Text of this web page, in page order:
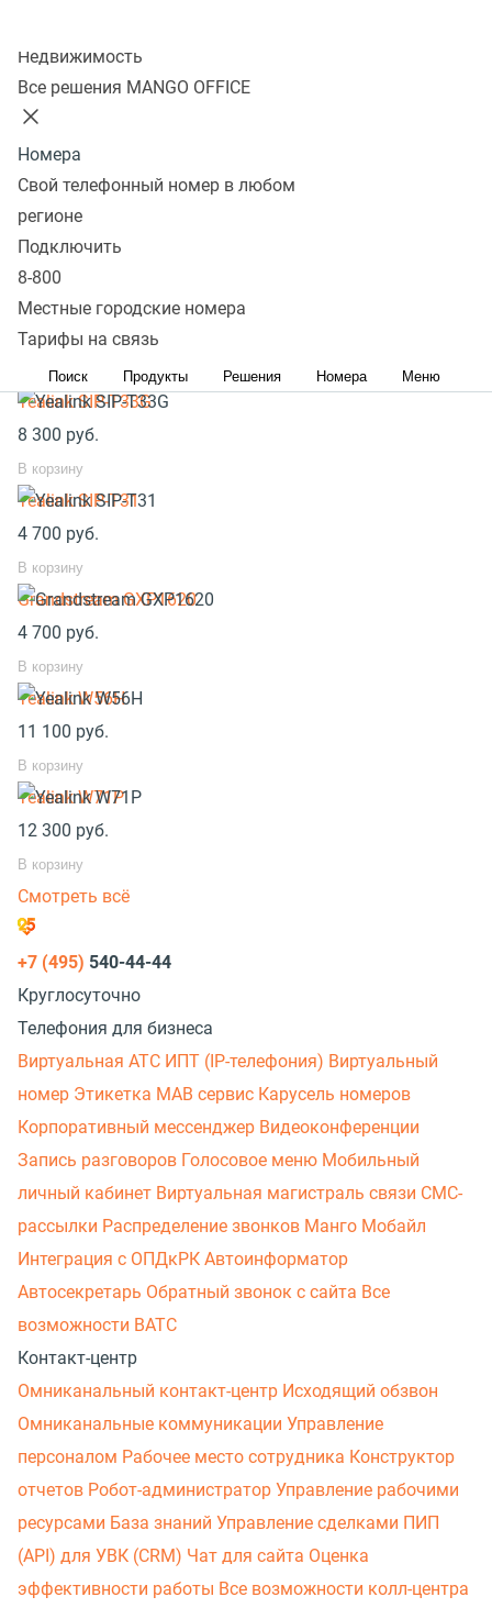
Недвижимость
Все решения MANGO OFFICE
Номера
Свой телефонный номер в любом
регионе
Подключить
8-800
Местные городские номера
Тарифы на связь
Поиск Продукты Решения Номера Меню
Инструкции
Основные инструкции
Инструкция по первичной настройке
Инструкция по обновлению ПО
Популярное оборудование
SIP телефоны стационарные
SIP телефоны беспроводные
Yealink SIP-T33G
8 300 руб.
В корзину
Yealink SIP-T31
4 700 руб.
В корзину
Grandstream GXP1620
4 700 руб.
В корзину
Yealink W56H
11 100 руб.
В корзину
Yealink W71P
12 300 руб.
В корзину
Смотреть всё
+7 (495) 540-44-44
Круглосуточно
Телефония для бизнеса
Виртуальная АТС ИПТ (IP-телефония) Виртуальный
номер Этикетка МАВ сервис Карусель номеров
Корпоративный мессенджер Видеоконференции
Запись разговоров Голосовое меню Мобильный
личный кабинет Виртуальная магистраль связи СМС-
рассылки Распределение звонков Манго Мобайл
Интеграция с ОПДкРК Автоинформатор
Автосекретарь Обратный звонок с сайта Все
возможности ВАТС
Контакт-центр
Омниканальный контакт-центр Исходящий обзвон
Омниканальные коммуникации Управление
персоналом Рабочее место сотрудника Конструктор
отчетов Робот-администратор Управление рабочими
ресурсами База знаний Управление сделками ПИП
(API) для УВК (CRM) Чат для сайта Оценка
эффективности работы Все возможности колл-центра